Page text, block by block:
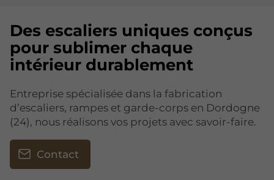
Des escaliers uniques conçus
pour sublimer chaque
intérieur durablement
Entreprise spécialisée dans la fabrication
d’escaliers, rampes et garde-corps en Dordogne
(24), nous réalisons vos projets avec savoir-faire.
Contact